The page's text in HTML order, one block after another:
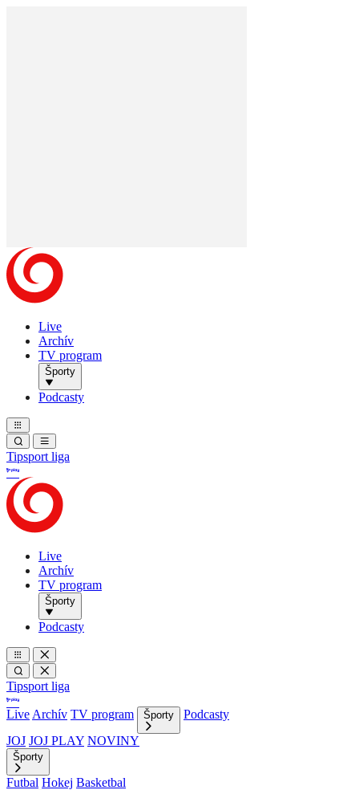
Live
Archív
TV program
Športy
Podcasty
Tipsport liga
Live
Archív
TV program
Športy
Podcasty
Tipsport liga
Live Archív TV program Športy
Podcasty
JOJ JOJ PLAY NOVINY
Športy
Futbal Hokej Basketbal